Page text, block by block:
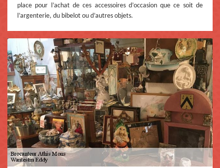
place pour l’achat de ces accessoires d’occasion que ce soit de
l’argenterie, du bibelot ou d’autres objets.